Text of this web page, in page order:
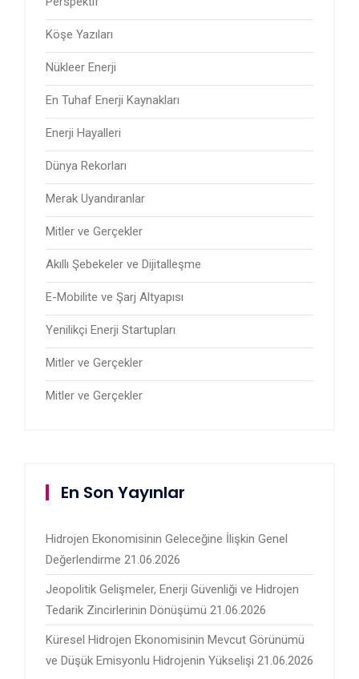
Köşe Yazıları
Nükleer Enerji
En Tuhaf Enerji Kaynakları
Enerji Hayalleri
Dünya Rekorları
Merak Uyandıranlar
Mitler ve Gerçekler
Akıllı Şebekeler ve Dijitalleşme
E-Mobilite ve Şarj Altyapısı
Yenilikçi Enerji Startupları
Mitler ve Gerçekler
Mitler ve Gerçekler
En Son Yayınlar
Hidrojen Ekonomisinin Geleceğine İlişkin Genel
Değerlendirme 21.06.2026
Jeopolitik Gelişmeler, Enerji Güvenliği ve Hidrojen
Tedarik Zincirlerinin Dönüşümü 21.06.2026
Küresel Hidrojen Ekonomisinin Mevcut Görünümü
ve Düşük Emisyonlu Hidrojenin Yükselişi 21.06.2026